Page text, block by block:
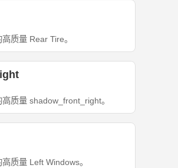
质量 Rear Tire。
质量 shadow_front_right。
质量 Left Windows。